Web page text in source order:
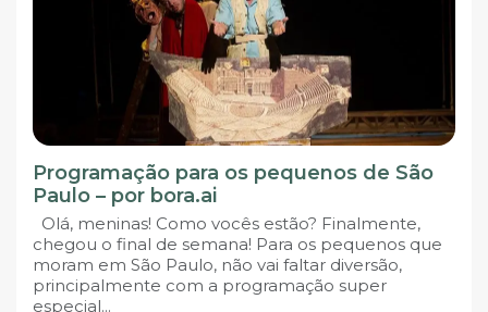
Programação para os pequenos de São
Paulo – por bora.ai
Olá, meninas! Como vocês estão? Finalmente,
chegou o final de semana! Para os pequenos que
moram em São Paulo, não vai faltar diversão,
principalmente com a programação super
especial...